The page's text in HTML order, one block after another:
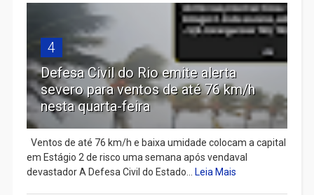
4
Defesa Civil do Rio emite alerta
severo para ventos de até 76 km/h
nesta quarta-feira
Ventos de até 76 km/h e baixa umidade colocam a capital
em Estágio 2 de risco uma semana após vendaval
devastador A Defesa Civil do Estado...
Leia Mais